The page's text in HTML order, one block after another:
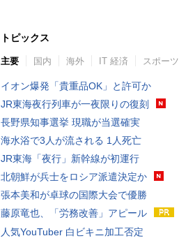
トピックス
主要 国内 海外 IT 経済 スポーツ
イオン爆発「貴重品OK」と許可か
JR東海夜行列車が一夜限りの復刻
長野県知事選挙 現職が当選確実
海水浴で3人が流される 1人死亡
JR東海「夜行」新幹線が初運行
北朝鮮が兵士をロシア派遣決定か
張本美和が卓球の国際大会で優勝
藤原竜也、「労務改善」アピール
人気YouTuber 白ビキニ加工否定